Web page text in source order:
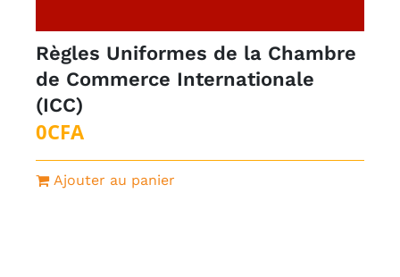
Règles Uniformes de la Chambre
de Commerce Internationale
(ICC)
0CFA
Ajouter au panier